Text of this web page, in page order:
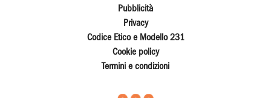
Pubblicità
Privacy
Codice Etico e Modello 231
Cookie policy
Termini e condizioni